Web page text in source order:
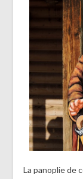
La panoplie de